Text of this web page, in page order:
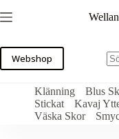
till
Webshop
Klänning Blus
Stickat
Kavaj
Väska Skor